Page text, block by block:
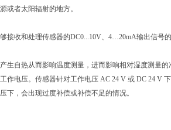
或者太阳辐射的地方。
接收和处理传感器的DC0...10V、4…20mA输出信号的
生自热从而影响温度测量，进而影响相对湿度测量的
作电压。传感器针对工作电压 AC 24 V 或 DC 24 V
下，会出现过度补偿或补偿不足的情况。